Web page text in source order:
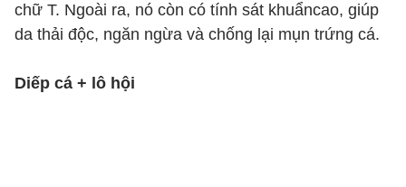
chữ T. Ngoài ra, nó còn có tính sát khuẩncao, giúp
da thải độc, ngăn ngừa và chống lại mụn trứng cá.
Diếp cá + lô hội